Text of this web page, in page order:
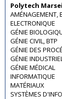
Polytech
AMÉNAGEMENT,
ELECTRONIQUE
GÉNIE
GÉNIE CIVIL, BTP
GÉNIE DES
GÉNIE
GÉNIE MÉDICAL
INFORMATIQUE
MATÉRIAUX
SYSTÈMES